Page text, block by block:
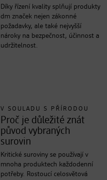
Díky řízení kvality splňují produkty
dm značek nejen zákonné
požadavky, ale také nejvyšší
nároky na bezpečnost, účinnost a
udržitelnost.
V SOULADU S PŘÍRODOU
Proč je důležité znát
původ vybraných
surovin
Kritické suroviny se používají v
mnoha produktech každodenní
potřeby. Rostoucí celosvětová